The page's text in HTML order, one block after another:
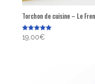
Torchon de cuisine – Le
Note
5.00
19,00€